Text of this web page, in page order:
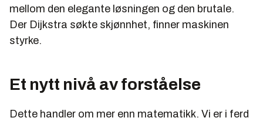
mellom den elegante løsningen og den brutale.
Der Dijkstra søkte skjønnhet, finner maskinen
styrke.
Et nytt nivå av forståelse
Dette handler om mer enn matematikk. Vi er i ferd